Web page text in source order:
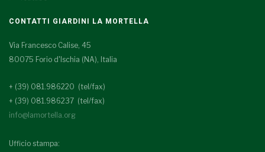
CONTATTI GIARDINI LA MORTELLA
Via Francesco Calise, 45
80075 Forio d'Ischia (NA), Italia
+ (39) 081.986220 (tel/fax)
+ (39) 081.986237 (tel/fax)
info@lamortella.org
Ufficio stampa: